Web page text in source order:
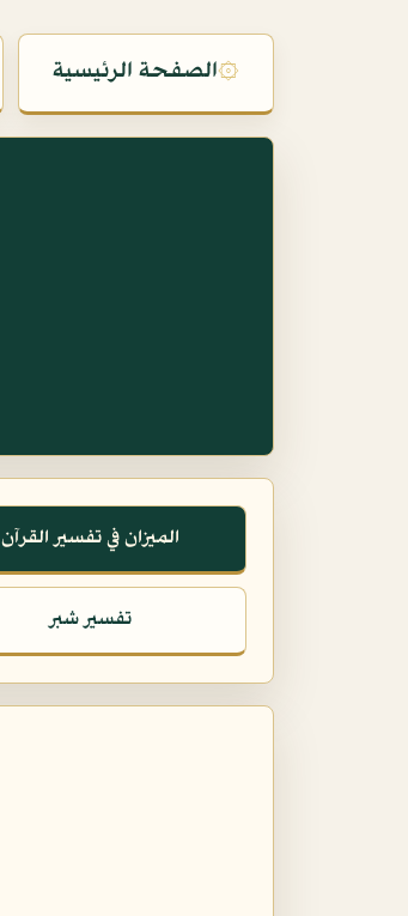
۞الصفحة الرئيسية
الميزان في تفسير القرآن
تفسير شبر